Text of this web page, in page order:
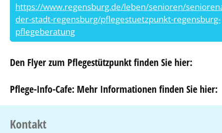
https://www.regensburg.de/leben/senioren/
der-stadt-regensburg/pflegestuetzpunkt-regensburg-
pflegeberatung
Den Flyer zum Pflegestützpunkt finden Sie hier:
Pflege-Info-Cafe: Mehr Informationen finden Sie hier:
Kontakt